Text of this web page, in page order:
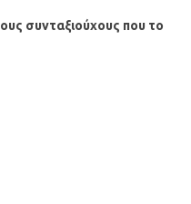
συνταξιούχους που το